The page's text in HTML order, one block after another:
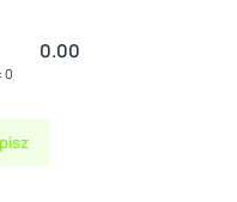
0.00
0